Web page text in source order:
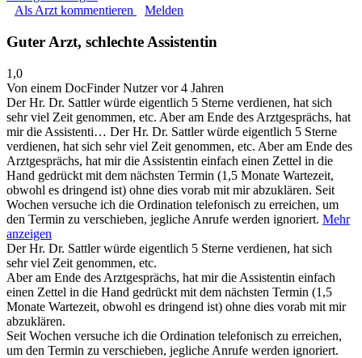
Als Arzt kommentieren
Melden
Guter Arzt, schlechte Assistentin
1,0
Von einem DocFinder Nutzervor 4 Jahren
Der Hr. Dr. Sattler würde eigentlich 5 Sterne verdienen, hat sich
sehr viel Zeit genommen, etc. Aber am Ende des Arztgesprächs, hat
mir die Assistenti… Der Hr. Dr. Sattler würde eigentlich 5 Sterne
verdienen, hat sich sehr viel Zeit genommen, etc. Aber am Ende des
Arztgesprächs, hat mir die Assistentin einfach einen Zettel in die
Hand gedrückt mit dem nächsten Termin (1,5 Monate Wartezeit,
obwohl es dringend ist) ohne dies vorab mit mir abzuklären. Seit
Wochen versuche ich die Ordination telefonisch zu erreichen, um
den Termin zu verschieben, jegliche Anrufe werden ignoriert. Mehr
anzeigen
Der Hr. Dr. Sattler würde eigentlich 5 Sterne verdienen, hat sich
sehr viel Zeit genommen, etc.
Aber am Ende des Arztgesprächs, hat mir die Assistentin einfach
einen Zettel in die Hand gedrückt mit dem nächsten Termin (1,5
Monate Wartezeit, obwohl es dringend ist) ohne dies vorab mit mir
abzuklären.
Seit Wochen versuche ich die Ordination telefonisch zu erreichen,
um den Termin zu verschieben, jegliche Anrufe werden ignoriert.